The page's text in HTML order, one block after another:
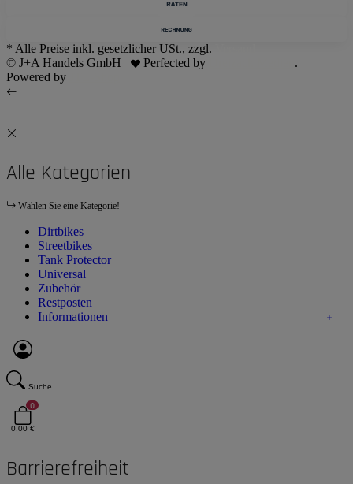
* Alle Preise inkl. gesetzlicher USt., zzgl.
© J+A Handels GmbH
Perfected by
.
Powered by
Alle Kategorien
Wählen Sie eine Kategorie!
Dirtbikes
Streetbikes
Tank Protector
Universal
Zubehör
Restposten
Informationen
Suche
0
0,00 €
Barrierefreiheit